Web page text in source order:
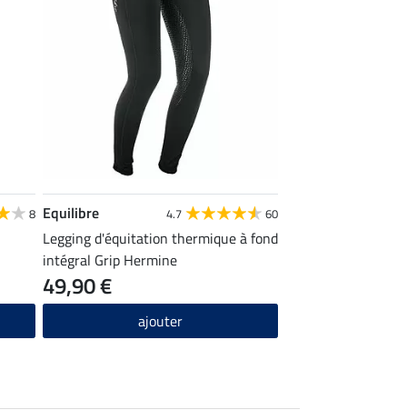
8 Equilibre 4.7 60
Legging d'équitation thermique à fond
intégral Grip Hermine
49,90 €
ajouter